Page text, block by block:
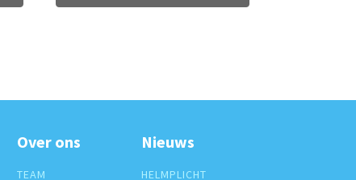
Over ons
TEAM
Nieuws
HELMPLICHT